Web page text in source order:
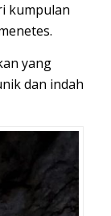
kumpulan
yang
dan indah